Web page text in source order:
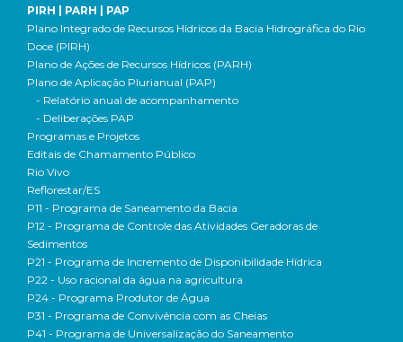
PIRH | PARH | PAP
Plano Integrado de Recursos Hídricos da Bacia Hidrográfica do Rio
Doce (PIRH)
Plano de Ações de Recursos Hídricos (PARH)
Plano de Aplicação Plurianual (PAP)
- Relatório anual de acompanhamento
- Deliberações PAP
Programas e Projetos
Editais de Chamamento Público
Rio Vivo
Reflorestar/ES
P11 - Programa de Saneamento da Bacia
P12 - Programa de Controle das Atividades Geradoras de
Sedimentos
P21 - Programa de Incremento de Disponibilidade Hídrica
P22 - Uso racional da água na agricultura
P24 - Programa Produtor de Água
P31 - Programa de Convivência com as Cheias
P41 - Programa de Universalização do Saneamento